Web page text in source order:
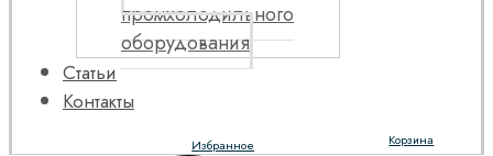
промхолодильного
оборудования
Статьи
Контакты
Корзина
Избранное